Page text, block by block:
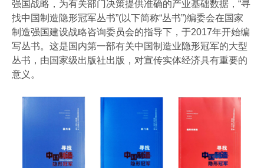
强国战略，为有关部门决策提供准确的产业基础数据，“寻
找中国制造隐形冠军丛书”(以下简称“丛书”)编委会在国家
制造强国建设战略咨询委员会的指导下，于2017年开始编
写丛书。这是国内第一部有关中国制造业隐形冠军的大型
丛书，由国家级出版社出版，对宣传实体经济具有重要的
意义。